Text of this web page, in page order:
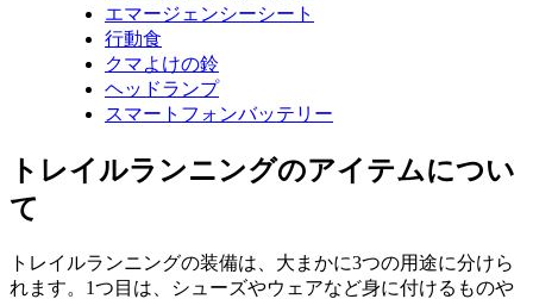
エマージェンシーシート
行動食
クマよけの鈴
ヘッドランプ
スマートフォンバッテリー
トレイルランニングのアイテムについ
て
トレイルランニングの装備は、大まかに3つの用途に分けら
れます。1つ目は、シューズやウェアなど身に付けるものや